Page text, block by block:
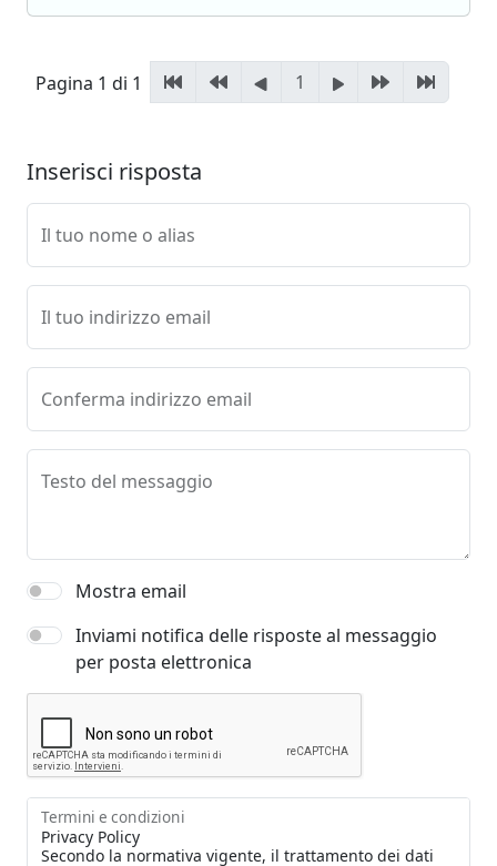
Pagina 1 di 1 1
Inserisci risposta
Il tuo nome o alias
Il tuo indirizzo email
Conferma indirizzo email
Testo del messaggio
Mostra email
Inviami notifica delle risposte al messaggio
per posta elettronica
Termini e condizioni